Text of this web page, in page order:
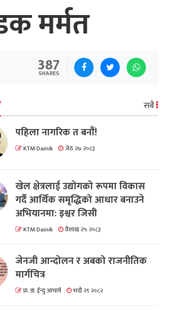
मर्मत
387
SHARES
सबै
पहिला नागरिक त बनाैं!
KTM Dainik जेठ २७ २०८३
खेल क्षेत्रलाई उद्योगको रूपमा विकास
गर्दै आर्थिक समृद्धिको आधार बनाउने
अभियानमा: इश्वर जिसी
KTM Dainik वैशाख २५ २०८३
जेनजी आन्दोलन र अबको राजनीतिक
मार्गचित्र
प्रा. डा. ईन्दु आचार्य भदौ २९ २०८२